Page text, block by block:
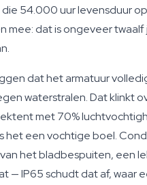
54.000 uur levensduur
mee: dat is ongeveer twaalf
dat het armatuur
waterstralen. Dat klinkt
met 70%
het een vochtige boel.
het bladbespuiten, een
— IP65 schudt dat af, waar